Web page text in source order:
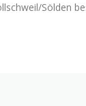
Sölden